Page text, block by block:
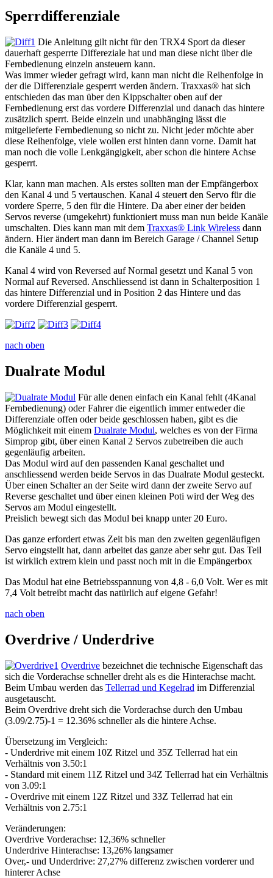
Sperrdifferenziale
Die Anleitung gilt nicht für den TRX4 Sport da dieser
dauerhaft gesperrte Differeziale hat und man diese nicht über die
Fernbedienung einzeln ansteuern kann.
Was immer wieder gefragt wird, kann man nicht die Reihenfolge in
der die Differenziale gesperrt werden ändern. Traxxas® hat sich
entschieden das man über den Kippschalter oben auf der
Fernbedienung erst das vordere Differenzial und danach das hintere
zusätzlich sperrt. Beide einzeln und unabhänging lässt die
mitgelieferte Fernbedienung so nicht zu. Nicht jeder möchte aber
diese Reihenfolge, viele wollen erst hinten dann vorne. Damit hat
man noch die volle Lenkgängigkeit, aber schon die hintere Achse
gesperrt.
Klar, kann man machen. Als erstes sollten man der Empfängerbox
den Kanal 4 und 5 vertauschen. Kanal 4 steuert den Servo für die
vordere Sperre, 5 den für die Hintere. Da aber einer der beiden
Servos reverse (umgekehrt) funktioniert muss man nun beide Kanäle
umschalten. Dies kann man mit dem Traxxas® Link Wireless dann
ändern. Hier ändert man dann im Bereich Garage / Channel Setup
die Kanäle 4 und 5.
Kanal 4 wird von Reversed auf Normal gesetzt und Kanal 5 von
Normal auf Reversed. Anschliessend ist dann in Schalterposition 1
das hintere Differenzial und in Position 2 das Hintere und das
vordere Differenzial gesperrt.
nach oben
Dualrate Modul
Für alle denen einfach ein Kanal fehlt (4Kanal
Fernbedienung) oder Fahrer die eigentlich immer entweder die
Differenziale offen oder beide geschlossen haben, gibt es die
Möglichkeit mit einem Dualrate Modul, welches es von der Firma
Simprop gibt, über einen Kanal 2 Servos zubetreiben die auch
gegenläufig arbeiten.
Das Modul wird auf den passenden Kanal geschaltet und
anschliessend werden beide Servos in das Dualrate Modul gesteckt.
Über einen Schalter an der Seite wird dann der zweite Servo auf
Reverse geschaltet und über einen kleinen Poti wird der Weg des
Servos am Modul eingestellt.
Preislich bewegt sich das Modul bei knapp unter 20 Euro.
Das ganze erfordert etwas Zeit bis man den zweiten gegenläufigen
Servo eingstellt hat, dann arbeitet das ganze aber sehr gut. Das Teil
ist wirklich extrem klein und passt noch mit in die Empängerbox
Das Modul hat eine Betriebsspannung von 4,8 - 6,0 Volt. Wer es mit
7,4 Volt betreibt macht das natürlich auf eigene Gefahr!
nach oben
Overdrive / Underdrive
Overdrive bezeichnet die technische Eigenschaft das
sich die Vorderachse schneller dreht als es die Hinterachse macht.
Beim Umbau werden das Tellerrad und Kegelrad im Differenzial
ausgetauscht.
Beim Overdrive dreht sich die Vorderachse durch den Umbau
(3.09/2.75)-1 = 12.36% schneller als die hintere Achse.
Übersetzung im Vergleich:
- Underdrive mit einem 10Z Ritzel und 35Z Tellerrad hat ein
Verhältnis von 3.50:1
- Standard mit einem 11Z Ritzel und 34Z Tellerrad hat ein Verhältnis
von 3.09:1
- Overdrive mit einem 12Z Ritzel und 33Z Tellerrad hat ein
Verhältnis von 2.75:1
Veränderungen:
Overdrive Vorderachse: 12,36% schneller
Underdrive Hinterachse: 13,26% langsamer
Over,- und Underdrive: 27,27% differenz zwischen vorderer und
hinterer Achse